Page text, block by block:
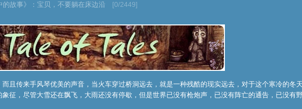
的故事》：宝贝，不要躺在床边沿 [0/2449]
且传来手风琴优美的声音，当火车穿过桥洞远去，就是一种残酷的现实远去，对于这个寒冷的冬天
征，尽管大雪还在飘飞，大雨还没有停歇，但是世界已没有枪炮声，已没有阵亡的通告，已没有